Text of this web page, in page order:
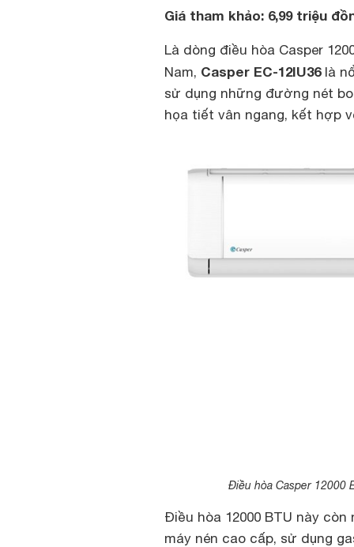
Giá tham khảo: 6,99 triệu
Là dòng điều hòa Casper
Nam, Casper EC-12IU36là
sử dụng những đường nét
họa tiết vân ngang, kết hợp
Điều hòa Casper 12000
Điều hòa 12000 BTU này
máy nén cao cấp, sử dụng